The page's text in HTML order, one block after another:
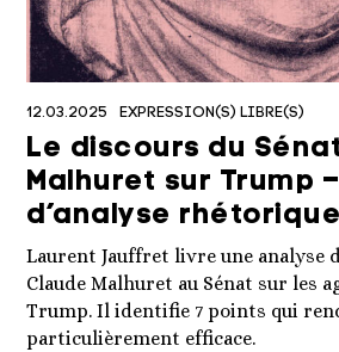
12.03.2025 EXPRESSION(S) LIBRE(S)
Le discours du
Malhuret sur Trump
d’analyse rhétorique
Laurent Jauffret livre une analyse
Claude Malhuret au Sénat sur les
Trump. Il identifie 7 points qui
particulièrement efficace.